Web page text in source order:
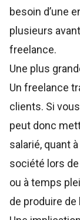
besoin d’une
plusieurs
freelance.
Une plus
Un freelance
clients. Si
peut donc
salarié, quant
société lors
ou à temps
de produire de